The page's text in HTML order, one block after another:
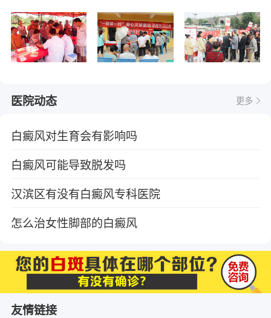
医院动态 更多
白癜风对生育会有影响吗
白癜风可能导致脱发吗
汉滨区有没有白癜风专科医院
怎么治女性脚部的白癜风
友情链接